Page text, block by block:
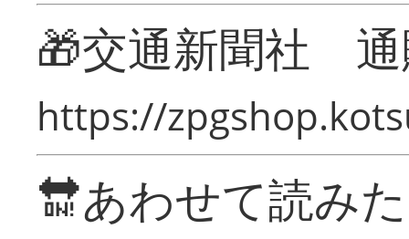
🎁交通新聞社
https://
🔛あわせて読み